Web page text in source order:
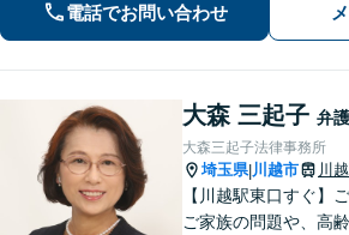
電話でお問い合わせ
大森 三起子 弁
大森三起子法律事務所
埼玉県|川越市 川
【川越駅東口すぐ】
ご家族の問題や、高